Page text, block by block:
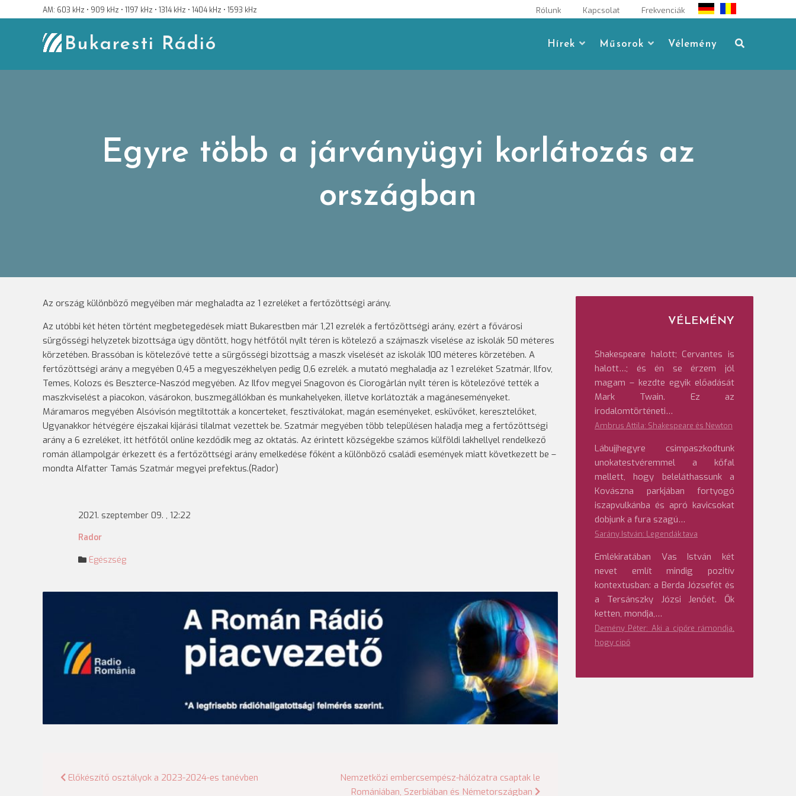
to
AM: 603 kHz • 909 kHz • 1197 kHz • 1314 kHz • 1404 kHz • 1593 kHz Rólunk Kapcsolat Frekvenciák
Bukaresti Rádió Hírek Műsorok Vélemény
Egyre több a járványügyi korlátozás az
országban
Az ország különböző megyéiben már meghaladta az 1 ezreléket a fertőzöttségi arány.
Az utóbbi két héten történt megbetegedések miatt Bukarestben már 1,21 ezrelék a fertőzöttségi arány, ezért a fővárosi
sürgősségi helyzetek bizottsága úgy döntött, hogy hétfőtől nyílt téren is kötelező a szájmaszk viselése az iskolák 50 méteres
körzetében. Brassóban is kötelezővé tette a sürgősségi bizottság a maszk viselését az iskolák 100 méteres körzetében. A
fertőzöttségi arány a megyében 0,45 a megyeszékhelyen pedig 0,6 ezrelék. a mutató meghaladja az 1 ezreléket Szatmár, Ilfov,
Temes, Kolozs és Beszterce-Naszód megyében. Az Ilfov megyei Snagovon és Ciorogârlán nyílt téren is kötelezővé tették a
maszkviselést a piacokon, vásárokon, buszmegállókban és munkahelyeken, illetve korlátozták a magáneseményeket.
Máramaros megyében Alsóvisón megtiltották a koncerteket, fesztiválokat, magán eseményeket, esküvőket, keresztelőket,
Ugyanakkor hétvégére éjszakai kijárási tilalmat vezettek be. Szatmár megyében több településen haladja meg a fertőzöttségi
arány a 6 ezreléket, itt hétfőtől online kezdődik meg az oktatás. Az érintett községekbe számos külföldi lakhellyel rendelkező
román állampolgár érkezett és a fertőzöttségi arány emelkedése főként a különböző családi események miatt következett be –
mondta Alfatter Tamás Szatmár megyei prefektus.(Rador)
2021. szeptember 09. , 12:22
Rador
Egészség
Bejegyzés
Előkészítő osztályok a 2023-2024-es tanévben
Nemzetközi embercsempész-hálózatra csaptak le
Romániában, Szerbiában és Németországban
VÉLEMÉNY
Shakespeare halott; Cervantes is
halott…; és én se érzem jól
magam – kezdte egyik előadását
Mark Twain. Ez az
irodalomtörténeti…
Ambrus Attila: Shakespeare és Newton
Lábujjhegyre csimpaszkodtunk
unokatestvéremmel a kőfal
mellett, hogy beleláthassunk a
Kovászna parkjában fortyogó
iszapvulkánba és apró kavicsokat
dobjunk a fura szagú…
Sarány István: Legendák tava
Emlékiratában Vas István két
nevet említ mindig pozitív
kontextusban: a Berda Józsefét és
a Tersánszky Józsi Jenőét. Ők
ketten, mondja,…
Demény Péter: Aki a cipőre rámondja,
hogy cipő